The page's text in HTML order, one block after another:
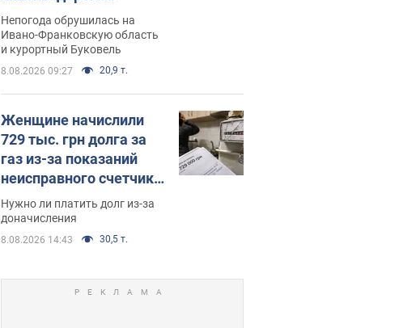
превратились в реки.
Видео
Непогода обрушилась на
Ивано-Франковскую область
и курортный Буковель
8.08.2026 09:27 20,9 т.
Женщине начислили
729 тыс. грн долга за
газ из-за показаний
неисправного счетчика:
судья вынес
неожиданное решение
Нужно ли платить долг из-за
доначисления
8.08.2026 14:43 30,5 т.